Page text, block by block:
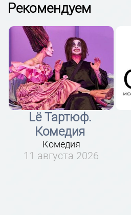
Рекомендуем
Онегин
Мюзикл
11 августа 2026